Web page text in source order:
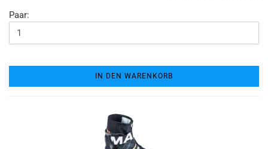
Paar:
IN DEN WARENKORB